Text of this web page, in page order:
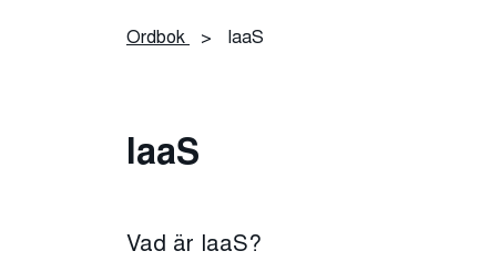
Ordbok > IaaS
IaaS
Vad är IaaS?